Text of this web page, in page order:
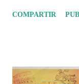
el recorrido de cada
2026 ¿Un punto de
COMPARTIR